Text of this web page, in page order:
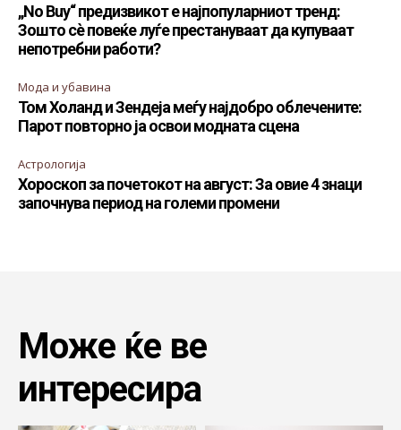
„No Buy“ предизвикот е најпопуларниот тренд:
Зошто сè повеќе луѓе престануваат да купуваат
непотребни работи?
Мода и убавина
Том Холанд и Зендеја меѓу најдобро облечените:
Парот повторно ја освои модната сцена
Астрологија
Хороскоп за почетокот на август: За овие 4 знаци
започнува период на големи промени
Може ќе ве
интересира